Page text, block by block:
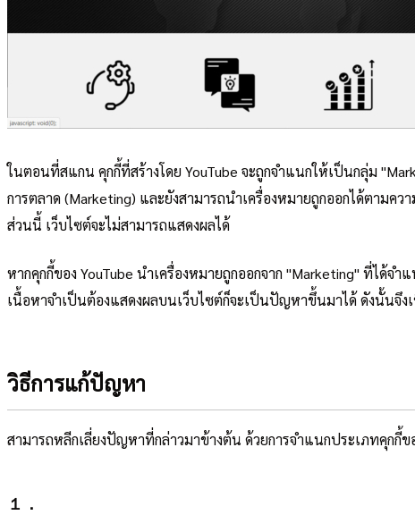
ในตอนที่สแกน คุกกี้ที่สร้างโดย YouTube จะถูกจำแนกให้เป็นกลุ่ม
การตลาด (Marketing) และยังสามารถนำเครื่องหมายถูกออกได้ตามค
ส่วนนี้ เว็บไซต์จะไม่สามารถแสดงผลได้
หากคุกกี้ของ YouTube นำเครื่องหมายถูกออกจาก "Marketing" ที่ได้
เนื้อหาจำเป็นต้องแสดงผลบนเว็บไซต์ก็จะเป็นปัญหาขึ้นมาได้ ดังนั้นจึ
วิธีการแก้ปัญหา
สามารถหลีกเลี่ยงปัญหาที่กล่าวมาข้างต้น ด้วยการจำแนกประเภทคุกกี้ข
１．